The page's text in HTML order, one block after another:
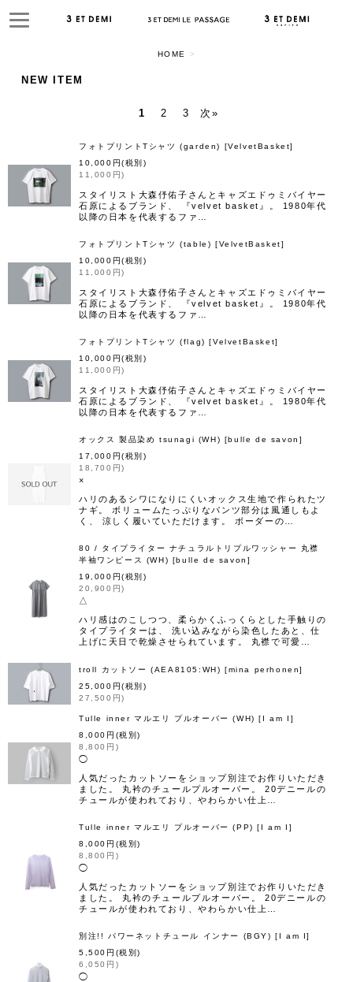
HOME >
NEW ITEM
絞り込む
1 2 3 次 »
フォトプリントTシャツ (garden) [VelvetBasket]
10,000 円(税別)
11,000 円)
スタイリスト大森伃佑子さんとキャズエドゥミバイヤー
石原によるブランド、 『velvet basket』。 1980年代
以降の日本を代表するファ…
フォトプリントTシャツ (table) [VelvetBasket]
10,000 円(税別)
11,000 円)
スタイリスト大森伃佑子さんとキャズエドゥミバイヤー
石原によるブランド、 『velvet basket』。 1980年代
以降の日本を代表するファ…
フォトプリントTシャツ (flag) [VelvetBasket]
10,000 円(税別)
11,000 円)
スタイリスト大森伃佑子さんとキャズエドゥミバイヤー
石原によるブランド、 『velvet basket』。 1980年代
以降の日本を代表するファ…
オックス 製品染め tsunagi (WH) [bulle de savon ]
17,000 円(税別)
18,700 円)
×
ハリのあるシワになりにくいオックス生地で作られたツ
ナギ。 ボリュームたっぷりなパンツ部分は風通しもよ
く、 涼しく履いていただけます。 ボーダーの…
80 / タイプライター ナチュラルトリプルワッシャー 丸襟
半袖ワンピース (WH) [bulle de savon ]
19,000 円(税別)
20,900 円)
△
ハリ感はのこしつつ、柔らかくふっくらとした手触りの
タイプライターは、 洗い込みながら染色したあと、仕
上げに天日で乾燥させられています。 丸襟で可愛…
troll カットソー (AEA8105:WH) [mina perhonen]
25,000 円(税別)
27,500 円)
Tulle inner マルエリ プルオーバー (WH) [ I am I ]
8,000 円 (税別)
8,800 円 )
◯
人気だったカットソーをショップ別注でお作りいただき
ました。 丸衿のチュールプルオーバー。 20デニールの
チュールが使われており、やわらかい仕上…
Tulle inner マルエリ プルオーバー (PP) [ I am I ]
8,000 円 (税別)
8,800 円 )
◯
人気だったカットソーをショップ別注でお作りいただき
ました。 丸衿のチュールプルオーバー。 20デニールの
チュールが使われており、やわらかい仕上…
別注!! パワーネットチュール インナー (BGY) [ I am I]
5,500 円 (税別)
6,050 円 )
◯